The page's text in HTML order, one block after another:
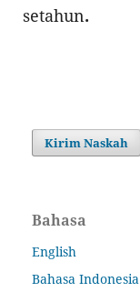
setahun.
Kirim Naskah
Bahasa
English
Bahasa Indonesia